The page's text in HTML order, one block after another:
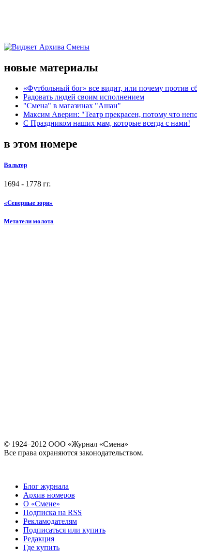
новые материалы
«Футбольный бог» все видит, или почему против
Радовать людей своим исполнением
"Смена" в магазинах "Ашан"
Максим Аверин: "Театр прекрасен, потому что
С Праздником наших мам, которые всегда с нами!
в этом номере
Вольтер
1694 - 1778 гг.
«Северные зори»
Метатели молота
© 1924–2012 ООО «Журнал «Смена»
Все права охраняются законодательством.
Блог журнала
Архив номеров
О «Смене»
Подписка на RSS
Рекламодателям
Подписаться или купить
Редакция
Где купить